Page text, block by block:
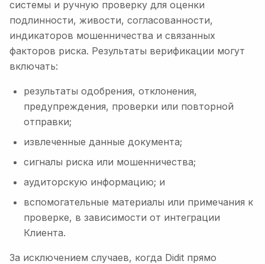
системы и ручную проверку для оценки
подлинности, живости, согласованности,
индикаторов мошенничества и связанных
факторов риска. Результаты верификации могут
включать:
результаты одобрения, отклонения,
предупреждения, проверки или повторной
отправки;
извлеченные данные документа;
сигналы риска или мошенничества;
аудиторскую информацию; и
вспомогательные материалы или примечания к
проверке, в зависимости от интеграции
Клиента.
За исключением случаев, когда Didit прямо